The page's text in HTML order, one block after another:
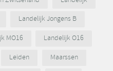
Landelijk Jongens B
MO16
Landelijk O16
Leiden
Maarssen